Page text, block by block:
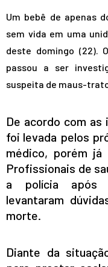
Um bebê de apenas
sem vida em uma
deste domingo (22).
passou a ser
suspeita de maus-
De acordo com as
foi levada pelos
médico, porém já
Profissionais de
a polícia após
levantaram
morte.
Diante da